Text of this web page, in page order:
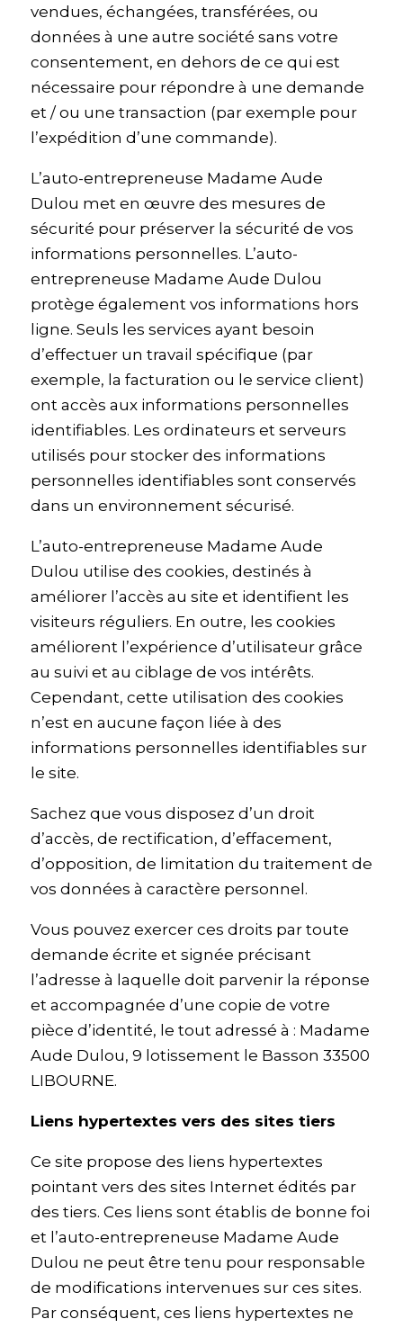
vendues, échangées, transférées, ou
données à une autre société sans votre
consentement, en dehors de ce qui est
nécessaire pour répondre à une demande
et / ou une transaction (par exemple pour
l’expédition d’une commande).
L’auto-entrepreneuse Madame Aude
Dulou met en œuvre des mesures de
sécurité pour préserver la sécurité de vos
informations personnelles. L’auto-
entrepreneuse Madame Aude Dulou
protège également vos informations hors
ligne. Seuls les services ayant besoin
d’effectuer un travail spécifique (par
exemple, la facturation ou le service client)
ont accès aux informations personnelles
identifiables. Les ordinateurs et serveurs
utilisés pour stocker des informations
personnelles identifiables sont conservés
dans un environnement sécurisé.
L’auto-entrepreneuse Madame Aude
Dulou utilise des cookies, destinés à
améliorer l’accès au site et identifient les
visiteurs réguliers. En outre, les cookies
améliorent l’expérience d’utilisateur grâce
au suivi et au ciblage de vos intérêts.
Cependant, cette utilisation des cookies
n’est en aucune façon liée à des
informations personnelles identifiables sur
le site.
Sachez que vous disposez d’un droit
d’accès, de rectification, d’effacement,
d’opposition, de limitation du traitement de
vos données à caractère personnel.
Vous pouvez exercer ces droits par toute
demande écrite et signée précisant
l’adresse à laquelle doit parvenir la réponse
et accompagnée d’une copie de votre
pièce d’identité, le tout adressé à : Madame
Aude Dulou, 9 lotissement le Basson 33500
LIBOURNE.
Liens hypertextes vers des sites tiers
Ce site propose des liens hypertextes
pointant vers des sites Internet édités par
des tiers. Ces liens sont établis de bonne foi
et l’auto-entrepreneuse Madame Aude
Dulou ne peut être tenu pour responsable
de modifications intervenues sur ces sites.
Par conséquent, ces liens hypertextes ne